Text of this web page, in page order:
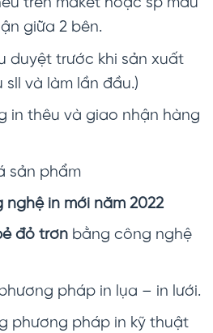
giữa 2 bên.
duyệt trước khi sản xuất
sll và làm lần đầu.)
in thêu và giao nhận hàng
sản phẩm
in mới năm 2022
đỏ trơnbằng công nghệ
pháp in lụa – in lưới.
phương pháp in kỹ thuật